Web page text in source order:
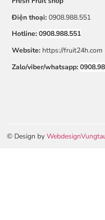
Điện thoại: 0908.988.551
Hotline: 0908.988.551
Website: https://fruit24h.com
Zalo/viber/whatsapp:
© Design by